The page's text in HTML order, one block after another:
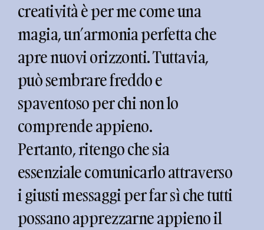
creatività è per me come una
magia, un’armonia perfetta che
apre nuovi orizzonti. Tuttavia,
può sembrare freddo e
spaventoso per chi non lo
comprende appieno.
Pertanto, ritengo che sia
essenziale comunicarlo attraverso
i giusti messaggi per far sì che tutti
possano apprezzarne appieno il